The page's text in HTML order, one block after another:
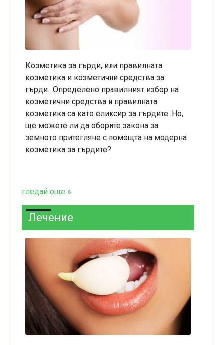
Козметика за гърди, или правилната
козметика и козметични средства за
гърди.. Определено правилният избор на
козметични средства и правилната
козметика са като еликсир за гърдите. Но,
ще можете ли да оборите закона за
земното притегляне с помощта на модерна
козметика за гърдите?
гледай още »
Лечение